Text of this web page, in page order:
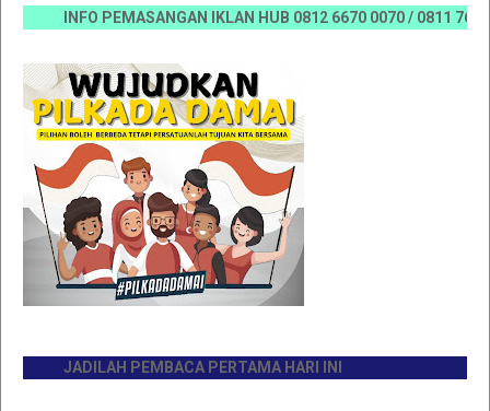
INFO PEMASANGAN IKLAN HUB 0812 6670 0070 / 0811 7673
JADILAH PEMBACA PERTAMA HARI INI